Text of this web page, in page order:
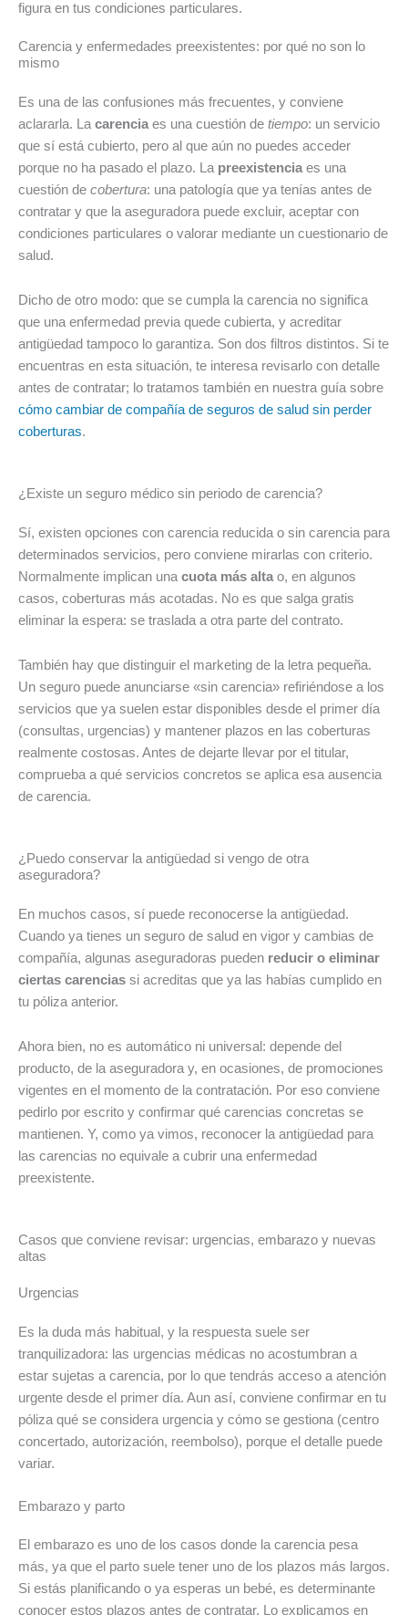
figura en tus condiciones particulares.
Carencia y enfermedades preexistentes: por qué no son lo
mismo
Es una de las confusiones más frecuentes, y conviene
aclararla. La carencia es una cuestión de tiempo: un servicio
que sí está cubierto, pero al que aún no puedes acceder
porque no ha pasado el plazo. La preexistencia es una
cuestión de cobertura: una patología que ya tenías antes de
contratar y que la aseguradora puede excluir, aceptar con
condiciones particulares o valorar mediante un cuestionario de
salud.
Dicho de otro modo: que se cumpla la carencia no significa
que una enfermedad previa quede cubierta, y acreditar
antigüedad tampoco lo garantiza. Son dos filtros distintos. Si te
encuentras en esta situación, te interesa revisarlo con detalle
antes de contratar; lo tratamos también en nuestra guía sobre
cómo cambiar de compañía de seguros de salud sin perder
coberturas.
¿Existe un seguro médico sin periodo de carencia?
Sí, existen opciones con carencia reducida o sin carencia para
determinados servicios, pero conviene mirarlas con criterio.
Normalmente implican una cuota más alta o, en algunos
casos, coberturas más acotadas. No es que salga gratis
eliminar la espera: se traslada a otra parte del contrato.
También hay que distinguir el marketing de la letra pequeña.
Un seguro puede anunciarse «sin carencia» refiriéndose a los
servicios que ya suelen estar disponibles desde el primer día
(consultas, urgencias) y mantener plazos en las coberturas
realmente costosas. Antes de dejarte llevar por el titular,
comprueba a qué servicios concretos se aplica esa ausencia
de carencia.
¿Puedo conservar la antigüedad si vengo de otra
aseguradora?
En muchos casos, sí puede reconocerse la antigüedad.
Cuando ya tienes un seguro de salud en vigor y cambias de
compañía, algunas aseguradoras pueden reducir o eliminar
ciertas carencias si acreditas que ya las habías cumplido en
tu póliza anterior.
Ahora bien, no es automático ni universal: depende del
producto, de la aseguradora y, en ocasiones, de promociones
vigentes en el momento de la contratación. Por eso conviene
pedirlo por escrito y confirmar qué carencias concretas se
mantienen. Y, como ya vimos, reconocer la antigüedad para
las carencias no equivale a cubrir una enfermedad
preexistente.
Casos que conviene revisar: urgencias, embarazo y nuevas
altas
Urgencias
Es la duda más habitual, y la respuesta suele ser
tranquilizadora: las urgencias médicas no acostumbran a
estar sujetas a carencia, por lo que tendrás acceso a atención
urgente desde el primer día. Aun así, conviene confirmar en tu
póliza qué se considera urgencia y cómo se gestiona (centro
concertado, autorización, reembolso), porque el detalle puede
variar.
Embarazo y parto
El embarazo es uno de los casos donde la carencia pesa
más, ya que el parto suele tener uno de los plazos más largos.
Si estás planificando o ya esperas un bebé, es determinante
conocer estos plazos antes de contratar. Lo explicamos en